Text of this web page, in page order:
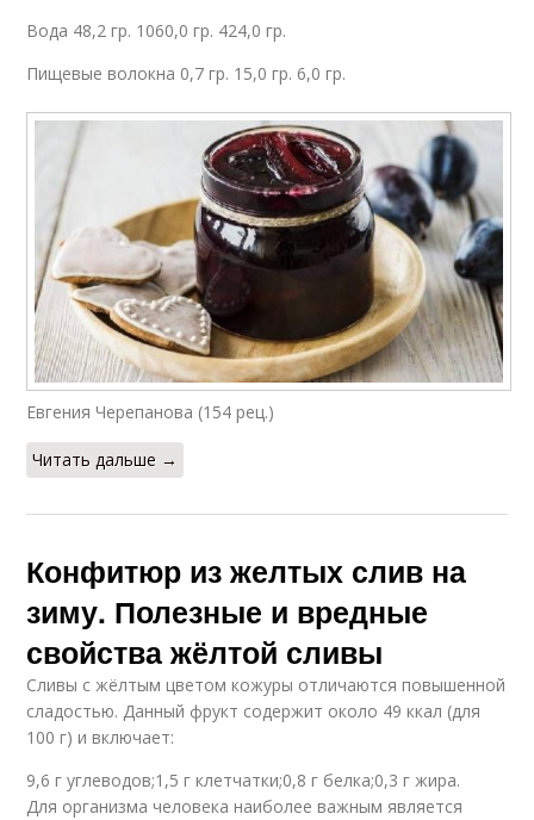
Вода 48,2 гр. 1060,0 гр. 424,0 гр.
Пищевые волокна 0,7 гр. 15,0 гр. 6,0 гр.
Евгения Черепанова (154 рец.)
Читать дальше →
Конфитюр из желтых слив на
зиму. Полезные и вредные
свойства жёлтой сливы
Сливы с жёлтым цветом кожуры отличаются повышенной
сладостью. Данный фрукт содержит около 49 ккал (для
100 г) и включает:
9,6 г углеводов;1,5 г клетчатки;0,8 г белка;0,3 г жира.
Для организма человека наиболее важным является